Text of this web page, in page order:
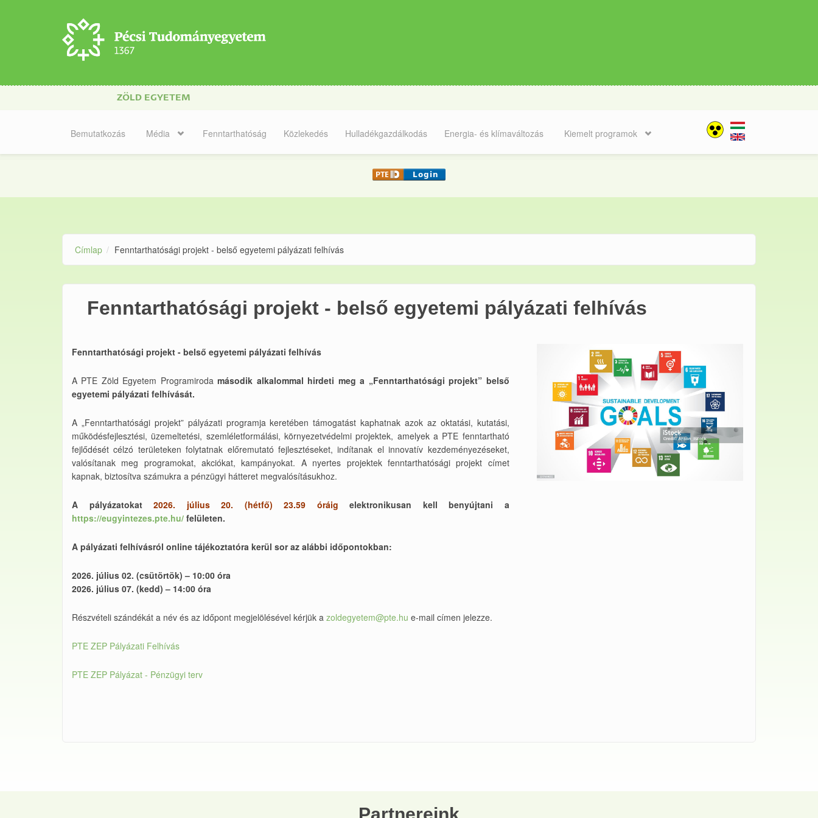
ZÖLD EGYETEM
Bemutatkozás Média Fenntarthatóság Közlekedés Hulladékgazdálkodás Energia- és klímaváltozás Kiemelt programok
Címlap Fenntarthatósági projekt - belső egyetemi pályázati felhívás
Fenntarthatósági projekt - belső egyetemi pályázati felhívás
Fenntarthatósági projekt - belső egyetemi pályázati felhívás
A PTE Zöld Egyetem Programirodamásodik alkalommal hirdeti meg a „Fenntarthatósági projekt” belső
egyetemi pályázati felhívását.
A „Fenntarthatósági projekt” pályázati programja keretében támogatást kaphatnak azok az oktatási, kutatási,
működésfejlesztési, üzemeltetési, szemléletformálási, környezetvédelmi projektek, amelyek a PTE fenntartható
fejlődését célzó területeken folytatnak előremutató fejlesztéseket, indítanak el innovatív kezdeményezéseket,
valósítanak meg programokat, akciókat, kampányokat. A nyertes projektek fenntarthatósági projekt címet
kapnak, biztosítva számukra a pénzügyi hátteret megvalósításukhoz.
A pályázatokat2026. július 20. (hétfő) 23.59 óráig elektronikusan kell benyújtani a
https://eugyintezes.pte.hu/ felületen.
A pályázati felhívásról online tájékoztatóra kerül sor az alábbi időpontokban:
2026. július 02. (csütörtök) – 10:00 óra
2026. július 07. (kedd) – 14:00 óra
Részvételi szándékát a név és az időpont megjelölésével kérjük a zoldegyetem@pte.hu e-mail címen jelezze.
PTE ZEP Pályázati Felhívás
PTE ZEP Pályázat - Pénzügyi terv